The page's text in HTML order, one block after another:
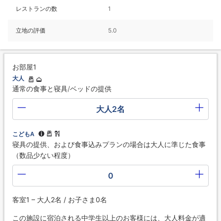
レストランの数 1
立地の評価 5.0
お部屋1
大人
通常の食事と寝具/ベッドの提供
大人2名
こどもA
寝具の提供、および食事込みプランの場合は大人に準じた食事
（数品少ない程度）
0
客室1 – 大人2名 / お子さま0名
この施設に宿泊される中学生以上のお客様には、大人料金が適